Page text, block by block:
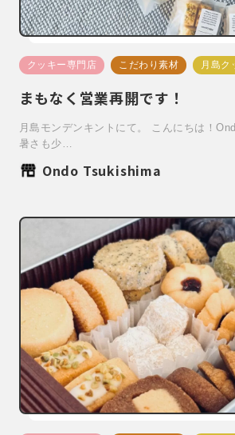
クッキー専門店 こだわり素材 月島ク
まもなく営業再開です！
月島モンデンキントにて。 こんにちは！
暑さも少…
Ondo Tsukishima